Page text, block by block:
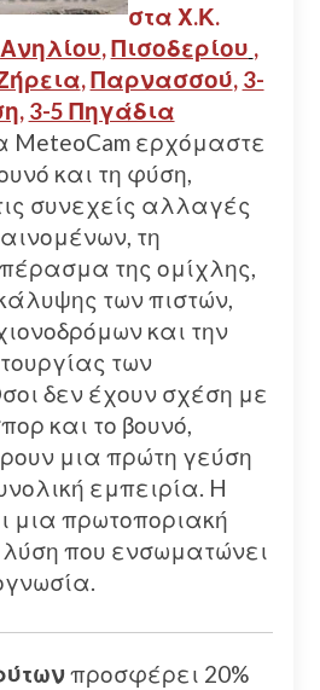
στα Χ.Κ.
Ανηλίου,Πισοδερίου ,
,Παρνασσού, 3-
, 3-5 Πηγάδια
MeteoCam ερχόμαστε
και τη φύση,
συνεχείς αλλαγές
τη
της ομίχλης,
των πιστών,
και την
των
δεν έχουν σχέση με
και το βουνό,
μια πρώτη γεύση
εμπειρία. H
μια πρωτοποριακή
που ενσωματώνει
προσφέρει 20%